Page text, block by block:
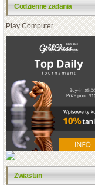
Codzienne zadania
Play Computer
Zwiastun